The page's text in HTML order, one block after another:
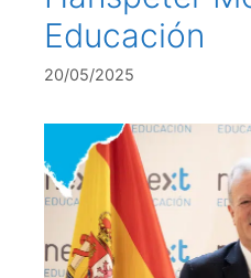
Educación
20/05/2025